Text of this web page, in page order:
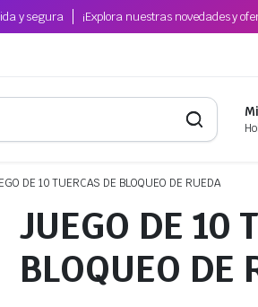
y segura ¡Explora nuestras novedades y
DE 10 TUERCAS DE BLOQUEO DE RUEDA
JUEGO DE 10
BLOQUEO DE